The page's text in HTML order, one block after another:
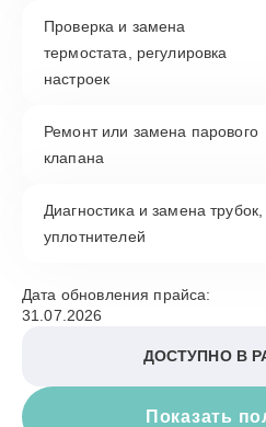
Проверка и замена
термостата, регулировка
настроек
Ремонт или замена парового
клапана
Диагностика и замена трубок,
уплотнителей
Показать
Дата обновления прайса:
31.07.2026
ДОСТУПНО В